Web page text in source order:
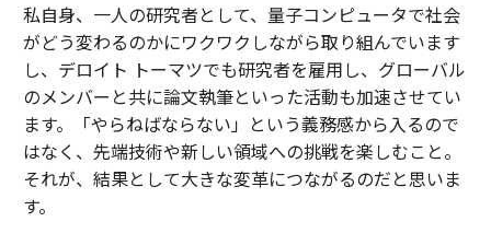
私自身、一人の研究者として、量子コンピュータで社会
がどう変わるのかにワクワクしながら取り組んでいます
し、デロイト トーマツでも研究者を雇用し、グローバル
のメンバーと共に論文執筆といった活動も加速させてい
ます。「やらねばならない」という義務感から入るので
はなく、先端技術や新しい領域への挑戦を楽しむこと。
それが、結果として大きな変革につながるのだと思いま
す。